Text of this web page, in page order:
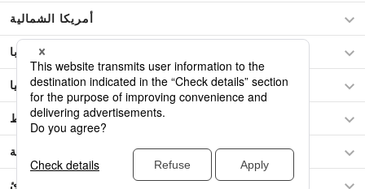
أمريكا الشمالية
أوروبا
أوقيانوسيا
الشرق الأوسط
امريكا الجنوبية
هاواي في المحيط الهادئ